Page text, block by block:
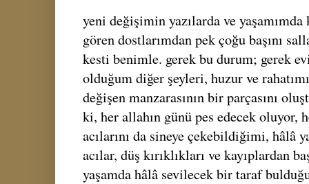
yeni değişimin yazılarda ve
gören dostlarımdan pek çoğu başını
kesti benimle. gerek bu durum; gerek
olduğum diğer şeyleri, huzur ve
değişen manzarasının bir parçasını
ki, her allahın günü pes edecek oluyor,
acılarını da sineye çekebildiğimi, hâlâ
acılar, düş kırıklıkları ve kayıplardan
yaşamda hâlâ sevilecek bir taraf